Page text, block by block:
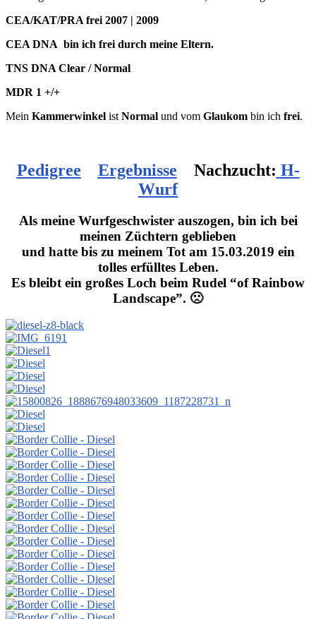
CEA/KAT/PRA frei 2007 | 2009
CEA DNA bin ich frei durch meine Eltern.
TNS DNA Clear / Normal
MDR 1 +/+
Mein Kammerwinkel ist Normal und vom Glaukom bin ich frei.
Pedigree Ergebnisse Nachzucht: H-
Wurf
Als meine Wurfgeschwister auszogen, bin ich bei
meinen Züchtern geblieben
und hatte bis zu meinem Tot am 15.03.2019 ein
tolles erfülltes Leben.
Es bleibt ein großes Loch beim Rudel “of Rainbow
Landscape”. 🙁